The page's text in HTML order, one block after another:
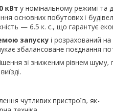
кВт у номінальному режимі та
основних побутових і
— 6.5 к. с., що гарантує
запуску і розрахований
збалансоване поєднання
зі зниженим рівнем шуму,
чутливих пристроїв, як-